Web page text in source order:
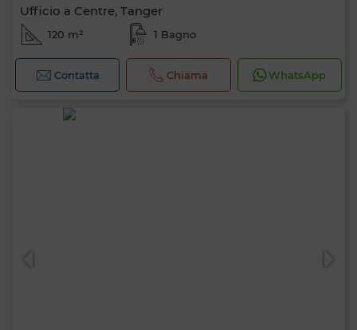
Ufficio a Centre, Tanger
120 m² 1 Bagno
Contatta Chiama WhatsApp